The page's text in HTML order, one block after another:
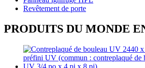
Revêtement de porte
PRODUITS DU MONDE